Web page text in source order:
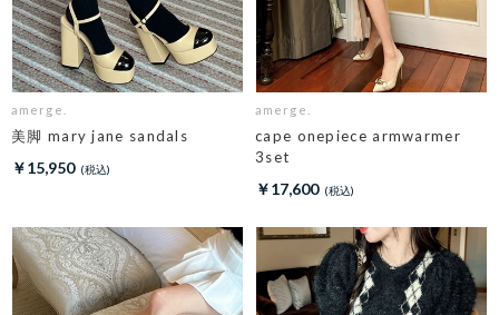
amerge.
美脚 mary jane sandals
￥15,950
amerge.
cape onepiece armwarmer
3set
￥17,600